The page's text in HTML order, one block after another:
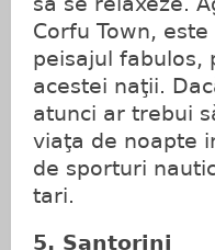
Corfu Town,
peisajul fabulos,
acestei naţii.
atunci ar trebui
viaţa de noapte
de sporturi
tari.
5. Santorini